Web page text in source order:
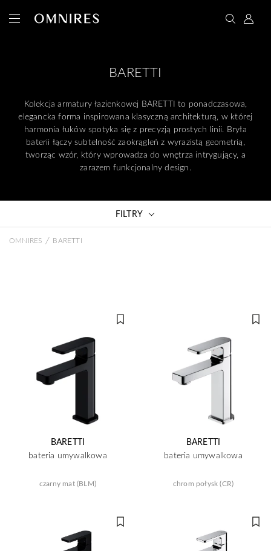
BARETTI
Kolekcja armatury łazienkowej BARETTI to ponadczasowa,
elegancka forma inspirowana klasyczną architekturą, w której
harmonia łuków spotyka się z precyzją prostych linii. Bryła
baterii łączy subtelność zaokrągleń z wyrazistą geometrią,
tworząc wzór, który wprowadza do wnętrza intrygujący, a
zarazem funkcjonalny design.
FILTRY
OMNIRES / BARETTI
BARETTI
bateria umywalkowa
czarny mat (BLM)
BARETTI
bateria umywalkowa
chrom połysk (CR)